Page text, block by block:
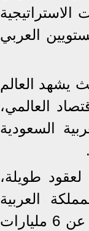
العربي
يشهد العالم
العالمي،
السعودية
لعقود طويلة،
العربية
السعودية خلال العشر سنوات الأخيرة استثمارات تزيد عن 6 مليارات